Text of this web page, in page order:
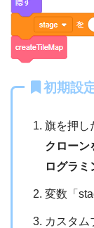
初期設
旗を押し
クローン
ログラミ
変数「
カスタム